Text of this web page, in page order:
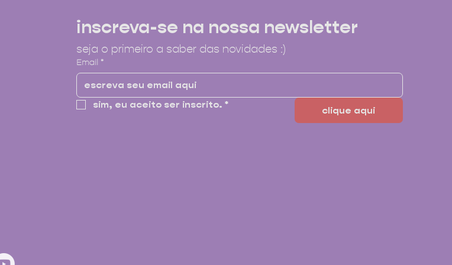
inscreva-se na nossa newsletter
seja o primeiro a saber das novidades :)
Email *
sim, eu aceito ser inscrito. * clique aqui